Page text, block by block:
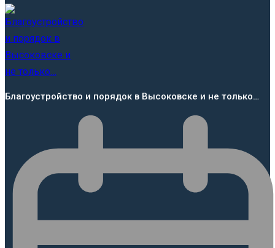
Благоустройство и порядок в Высоковске и не только…